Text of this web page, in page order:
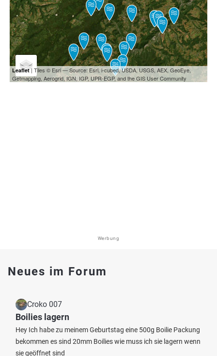
Leaflet| Tiles © Esri — Source: Esri, i-cubed, USDA, USGS, AEX, GeoEye,
Getmapping, Aerogrid, IGN, IGP, UPR-EGP, and the GIS User Community
Werbung
Neues im Forum
Croko 007
Boilies lagern
Hey Ich habe zu meinem Geburtstag eine 500g Boilie Packung
bekommen es sind 20mm Boilies wie muss ich sie lagern wenn
sie geöffnet sind